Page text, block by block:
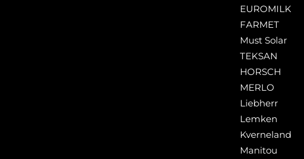
EUROMILK
FARMET
Must Solar
TEKSAN
HORSCH
MERLO
Liebherr
Lemken
Kverneland
Manitou